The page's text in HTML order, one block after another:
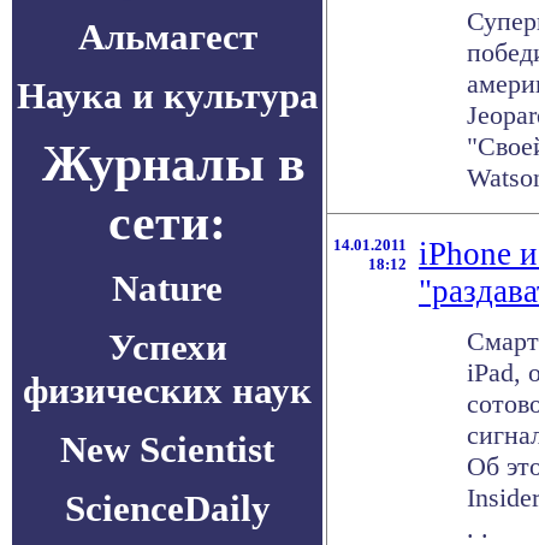
Альмагест
Наука и культура
Журналы в
сети:
Nature
Успехи
физических наук
New Scientist
ScienceDaily
14.01.2011
18:12
iPhone
iPad,
Об
. .